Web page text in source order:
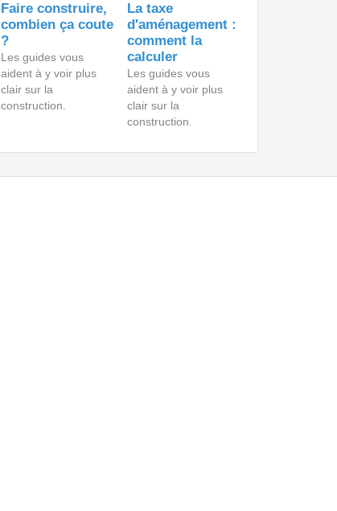
Faire construire,
combien ça coute
?
Les guides vous
aident à y voir plus
clair sur la
construction.
La taxe
d'aménagement :
comment la
calculer
Les guides vous
aident à y voir plus
clair sur la
construction.